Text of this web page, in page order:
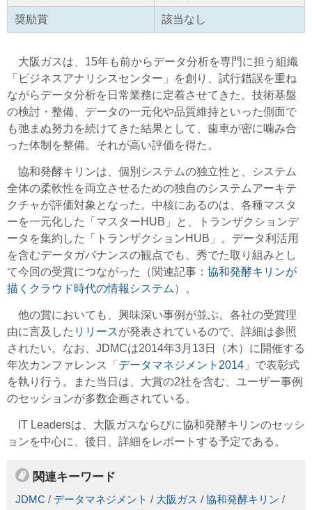
奨励賞 該当なし
大阪ガスは、15年も前からデータ分析を専門に担う組織
「ビジネスアナリシスセンター」を創り、試行錯誤を重ね
ながらデータ分析を日常業務に定着させてきた。技術基盤
の検討・整備、データの一元化や品質維持といった側面で
も弛まぬ努力を続けてきた結果として、歯車が密に噛み合
った体制を整備。それが高い評価を得た。
協和発酵キリンは、個別システムの独立性と、システム
全体の柔軟性を両立させるための独自のシステムアーキテ
クチャが評価対象となった。中核にあるのは、各種マスタ
ーを一元化した「マスターHUB」と、トランザクションデ
ータを集約した「トランザクションHUB」。データ利活用
を含むデータガバナンスの観点でも、秀でた取り組みとし
て今回の受賞につながった（関連記事： 協和発酵キリンが
描くクラウド時代の情報システム ）。
他の賞においても、興味深い事例が並ぶ。各社の受賞理
由に言及した リリースが発表されているので、詳細は参照
されたい。なお、JDMCは2014年3月13日（木）に開催する
年次カンファレンス「 データマネジメント2014 」で表彰式
を執り行う。また当日は、大賞の2社を含む、ユーザー事例
のセッションが多数企画されている。
IT Leadersは、大阪ガスならびに協和発酵キリンのセッシ
ョンを中心に、後日、詳細をレポートする予定である。
関連キーワード
JDMC / データマネジメント / 大阪ガス / 協和発酵キリン /